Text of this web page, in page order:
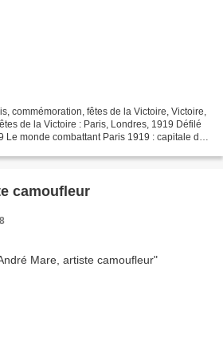
commémoration, fêtes de la Victoire, Victoire,
de la Victoire : Paris, Londres, 1919 Défilé
monde combattant Paris 1919 : capitale de
camoufleur